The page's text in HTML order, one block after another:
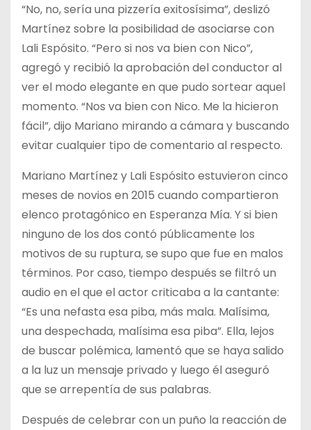
“No, no, sería una pizzería exitosísima”, deslizó
Martínez sobre la posibilidad de asociarse con
Lali Espósito. “Pero si nos va bien con Nico”,
agregó y recibió la aprobación del conductor al
ver el modo elegante en que pudo sortear aquel
momento. “Nos va bien con Nico. Me la hicieron
fácil”, dijo Mariano mirando a cámara y buscando
evitar cualquier tipo de comentario al respecto.
Mariano Martínez y Lali Espósito estuvieron cinco
meses de novios en 2015 cuando compartieron
elenco protagónico en Esperanza Mía. Y si bien
ninguno de los dos contó públicamente los
motivos de su ruptura, se supo que fue en malos
términos. Por caso, tiempo después se filtró un
audio en el que el actor criticaba a la cantante:
“Es una nefasta esa piba, más mala. Malísima,
una despechada, malísima esa piba”. Ella, lejos
de buscar polémica, lamentó que se haya salido
a la luz un mensaje privado y luego él aseguró
que se arrepentía de sus palabras.
Después de celebrar con un puño la reacción de